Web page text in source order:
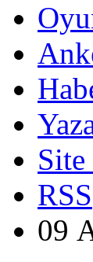
Site
RSS
09